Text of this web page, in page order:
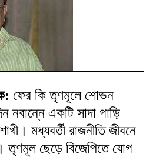
ফের কি তৃণমূলে শোভন
নবান্নে একটি সাদা গাড়ি
মধ্যবর্তী রাজনীতি জীবনে
তৃণমূল ছেড়ে বিজেপিতে যোগ